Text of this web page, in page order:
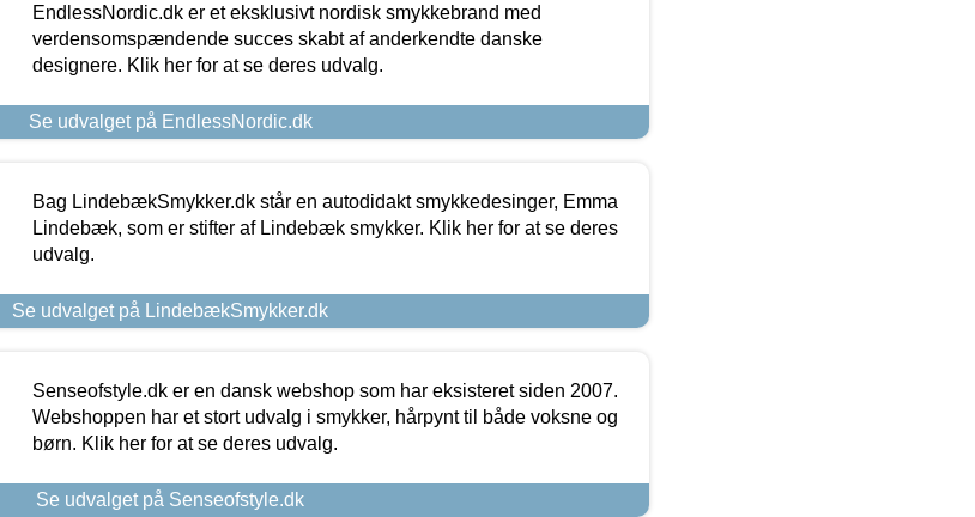
EndlessNordic.dk er et eksklusivt nordisk smykkebrand med
verdensomspændende succes skabt af anderkendte danske
designere. Klik her for at se deres udvalg.
Se udvalget på EndlessNordic.dk
Bag LindebækSmykker.dk står en autodidakt smykkedesinger, Emma
Lindebæk, som er stifter af Lindebæk smykker. Klik her for at se deres
udvalg.
Se udvalget på LindebækSmykker.dk
Senseofstyle.dk er en dansk webshop som har eksisteret siden 2007.
Webshoppen har et stort udvalg i smykker, hårpynt til både voksne og
børn. Klik her for at se deres udvalg.
Se udvalget på Senseofstyle.dk